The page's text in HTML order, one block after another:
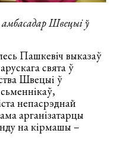
амбасадар Швецыі ў
Пашкевіч выказаў
свята ў
Швецыі ў
непасрэднай
арганізатарцы
на кірмашы –